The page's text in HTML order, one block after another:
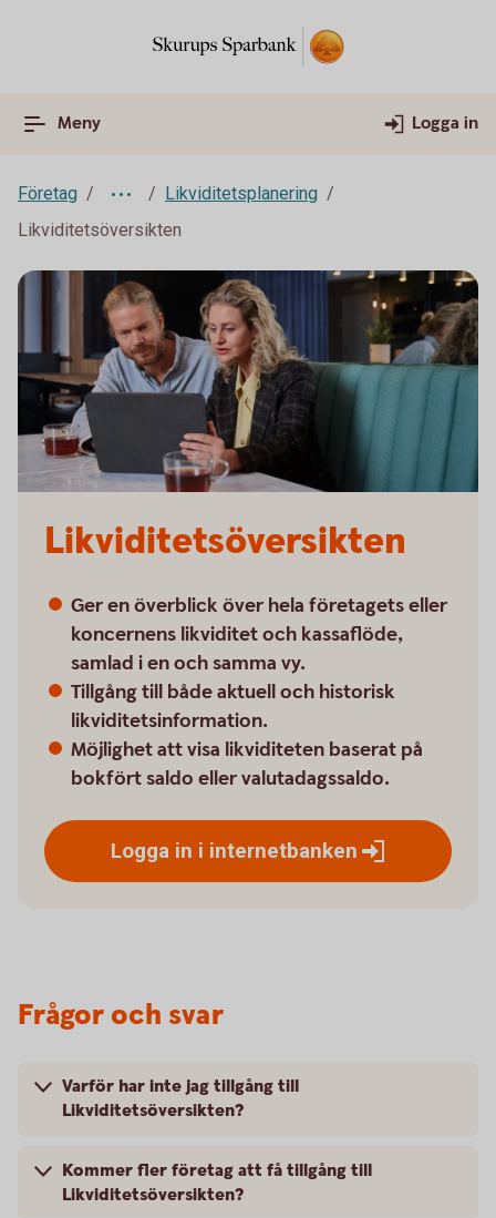
Meny Logga in
Företag
Likviditetsplanering
Likviditetsöversikten
Likviditetsöversikten
Ger en överblick över hela företagets eller
koncernens likviditet och kassaflöde,
samlad i en och samma vy.
Tillgång till både aktuell och historisk
likviditetsinformation.
Möjlighet att visa likviditeten baserat på
bokfört saldo eller valutadagssaldo.
Logga in i internetbanken
Frågor och svar
Varför har inte jag tillgång till
Likviditetsöversikten?
Kommer fler företag att få tillgång till
Likviditetsöversikten?